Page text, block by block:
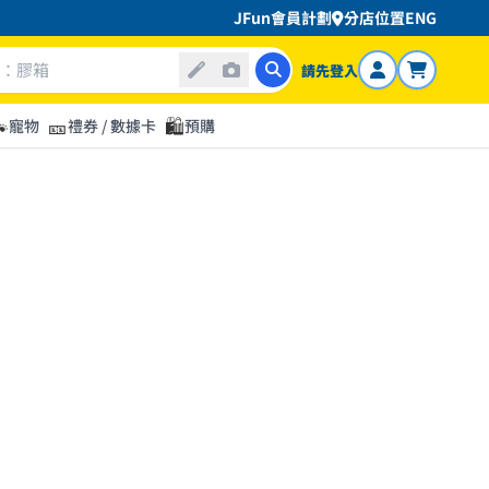
JFun會員計劃 分店位置ENG
請先登入
寵物 🎫禮券 / 數據卡 🛍️預購